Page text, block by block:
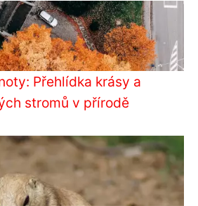
Přehlídka krásy a
stromů v přírodě